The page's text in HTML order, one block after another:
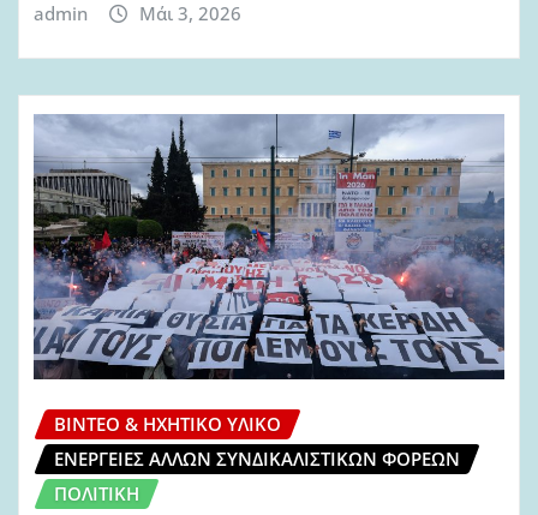
admin Μάι 3, 2026
ΒΊΝΤΕΟ & ΗΧΗΤΙΚΌ ΥΛΙΚΌ
ΕΝΈΡΓΕΙΕΣ ΆΛΛΩΝ ΣΥΝΔΙΚΑΛΙΣΤΙΚΏΝ ΦΟΡΈΩΝ
ΠΟΛΙΤΙΚΉ